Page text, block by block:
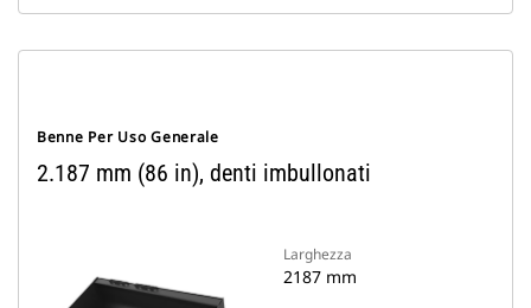
Benne Per Uso Generale
2.187 mm (86 in), denti imbullonati
Larghezza
2187 mm